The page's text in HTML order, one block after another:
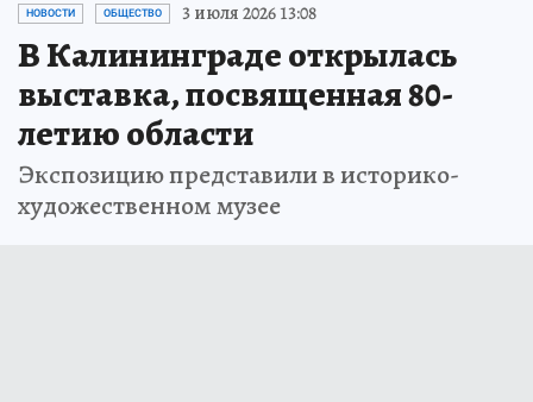
НОВОСТИ ОБЩЕСТВО 3 июля 2026 13:08
В Калининграде открылась
выставка, посвященная 80-
летию области
Экспозицию представили в историко-
художественном музее